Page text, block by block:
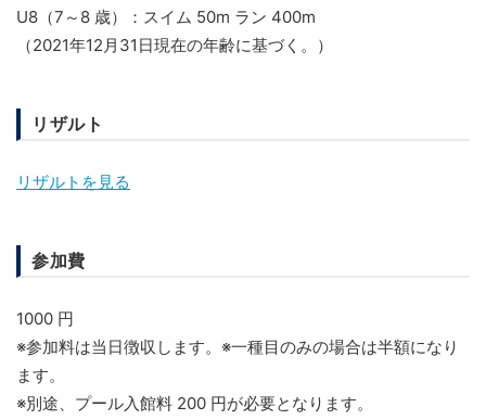
U8（7～8 歳）：スイム 50m ラン 400m
（2021年12月31日現在の年齢に基づく。）
リザルト
リザルトを見る
参加費
1000 円
※参加料は当日徴収します。※一種目のみの場合は半額になり
ます。
※別途、プール入館料 200 円が必要となります。